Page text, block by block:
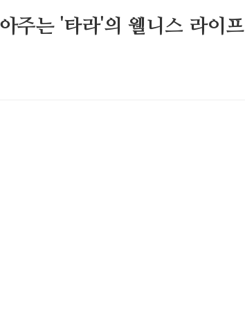
주는 '타라'의 웰니스 라이프